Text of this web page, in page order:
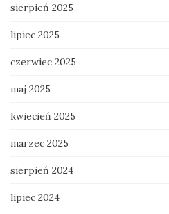
sierpień 2025
lipiec 2025
czerwiec 2025
maj 2025
kwiecień 2025
marzec 2025
sierpień 2024
lipiec 2024